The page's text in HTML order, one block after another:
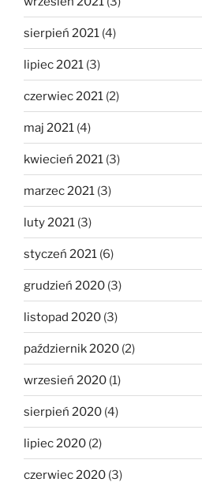
sierpień 2021 (4)
lipiec 2021 (3)
czerwiec 2021 (2)
maj 2021 (4)
kwiecień 2021 (3)
marzec 2021 (3)
luty 2021 (3)
styczeń 2021 (6)
grudzień 2020 (3)
listopad 2020 (3)
październik 2020 (2)
wrzesień 2020 (1)
sierpień 2020 (4)
lipiec 2020 (2)
czerwiec 2020 (3)